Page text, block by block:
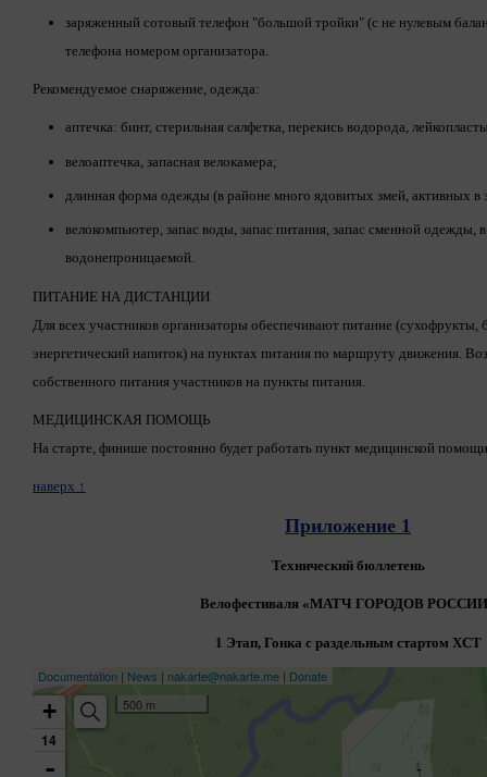
заряженный сотовый телефон "большой тройки" (с не нулевым
телефона номером организатора.
Рекомендуемое снаряжение, одежда:
аптечка: бинт, стерильная салфетка, перекись водорода,
велоаптечка, запасная велокамера;
длинная форма одежды (в районе много ядовитых змей, активных в
велокомпьютер, запас воды, запас питания, запас сменной одежды,
водонепроницаемой.
ПИТАНИЕ НА ДИСТАНЦИИ
Для всех участников организаторы обеспечивают питание (сухофрукты,
энергетический напиток) на пунктах питания по маршруту движения.
собственного питания участников на пункты питания.
МЕДИЦИНСКАЯ ПОМОЩЬ
На старте, финише постоянно будет работать пункт медицинской
наверх ↑
Приложение 1
Технический бюллетень
Велофестиваля «МАТЧ ГОРОДОВ
1 Этап, Гонка с раздельным стартом XCT